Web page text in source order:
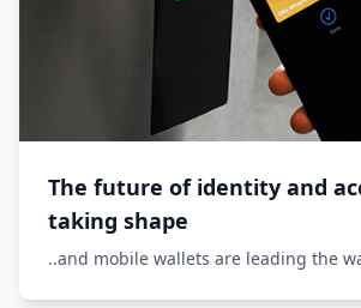
The future of identity and
taking shape
..and mobile wallets are leading the